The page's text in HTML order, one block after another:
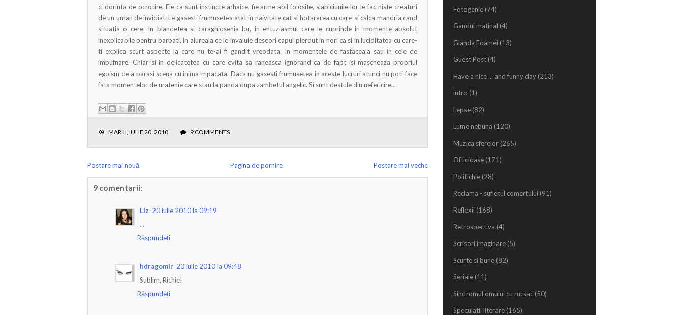
ci dorinta de ocrotire. Fie ca sunt instincte arhaice, fie arme abil folosite, slabiciunile lor le fac niste creaturi
de un uman de invidiat. Le gasesti frumusetea atat in naivitate cat si hotararea cu care-si calca mandria cand
situatia o cere. In blandetea si caraghiosenia lor, in entuziasmul care le cuprinde in momente absolut
inexplicabile pentru barbati, in aiureala ce le invaluie deseori capul pierdut in nori ca si in luciditatea cu care-
ti explica scurt aspecte la care nu te-ai fi gandit vreodata. In momentele de fastaceala sau in cele de
imbufnare. Chiar si in delicatetea cu care evita sa raneasca ignorand ca de fapt isi mascheaza propriul
egoism de a parasi scena cu inima-mpacata. Daca nu gasesti frumusetea in aceste lucruri atunci nu poti face
fata momentelor de uratenie care stau la panda dupa zambetul angelic. Si sunt destule din nefericire...
MARȚI, IULIE 20, 2010 9 COMMENTS
Postare mai nouă Postare mai veche
Pagina de pornire
9 comentarii:
Liz 20 iulie 2010 la 09:19
...
Răspundeți
hdragomir 20 iulie 2010 la 09:48
Sublim, Richie!
Răspundeți
Fotogenie (74)
Gandul matinal (4)
Glanda Foamei (13)
Guest Post (4)
Have a nice ... and funny day (213)
intro (1)
Lepse (82)
Lume nebuna (120)
Muzica sferelor (265)
Ofticioase (171)
Politichie (28)
Reclama - sufletul comertului (91)
Reflexii (168)
Retrospectiva (4)
Scrisori imaginare (5)
Scurte si bune (82)
Seriale (11)
Sindromul omului cu rucsac (50)
Speculatii literare (165)